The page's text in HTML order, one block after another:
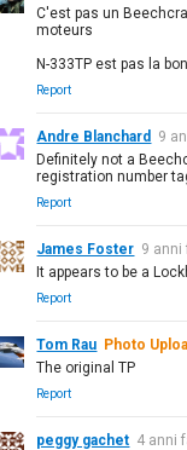
C'est pas un
moteurs
N-333TP est pas la
Report
Andre Blanchard
9
Definitely not a
registration number
Report
James Foster 9 anni
It appears to be a
Report
Tom Rau Photo
The original TP
Report
peggy gachet 4 anni